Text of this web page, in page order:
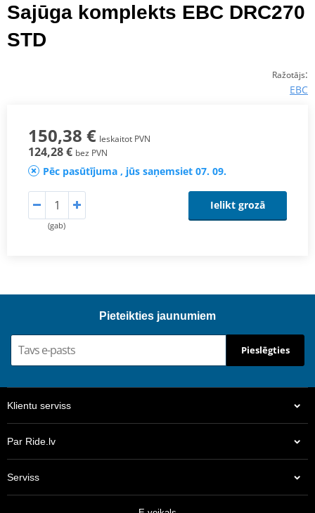
Sajūga komplekts EBC DRC270
STD
Ražotājs:
EBC
150,38 € Ieskaitot PVN
124,28 € bez PVN
Pēc pasūtījuma , jūs saņemsiet 07. 09.
(gab)
Ielikt grozā
Pieteikties jaunumiem
Pieslēgties
Klientu serviss
Par Ride.lv
Serviss